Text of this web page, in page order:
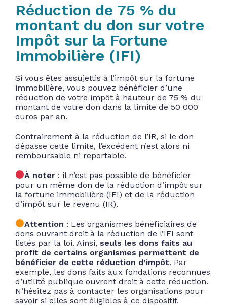
Réduction de 75 % du
montant du don sur votre
Impôt sur la Fortune
Immobilière (IFI)
Si vous êtes assujettis à l’impôt sur la fortune
immobilière, vous pouvez bénéficier d’une
réduction de votre impôt à hauteur de 75 % du
montant de votre don dans la limite de 50 000
euros par an.
Contrairement à la réduction de l’IR, si le don
dépasse cette limite, l’excédent n’est alors ni
remboursable ni reportable.
À noter : il n’est pas possible de bénéficier
pour un même don de la réduction d’impôt sur
la fortune immobilière (IFI) et de la réduction
d’impôt sur le revenu (IR).
Attention : Les organismes bénéficiaires de
dons ouvrant droit à la réduction de l’IFI sont
listés par la loi. Ainsi, seuls les dons faits au
profit de certains organismes permettent de
bénéficier de cette réduction d’impôt. Par
exemple, les dons faits aux fondations reconnues
d’utilité publique ouvrent droit à cette réduction.
N’hésitez pas à contacter les organisations pour
savoir si elles sont éligibles à ce dispositif.